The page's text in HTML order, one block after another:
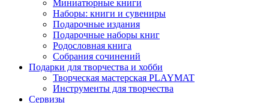
Миниатюрные книги
Наборы: книги и сувениры
Подарочные издания
Подарочные наборы книг
Родословная книга
Собрания сочинений
Подарки для творчества и хобби
Творческая мастерская PLAYMAT
Инструменты для творчества
Cервизы